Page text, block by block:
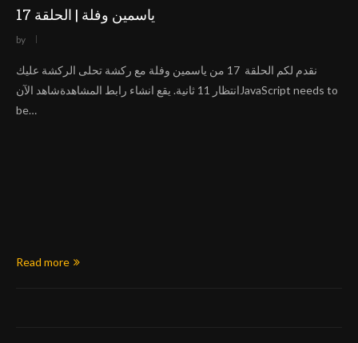
ياسمين وفلة | الحلقة 17
by
نقدم لكم الحلقة 17 من ياسمين وفلة مع ركشة تحلى الركشة عليك
انتظار 11 ثانية. يقع انشاء رابط المشاهدةشاهد الآنJavaScript needs to
be…
Read more